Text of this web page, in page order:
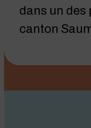
dans un des
canton